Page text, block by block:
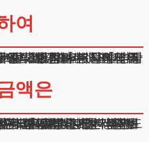
여
입니다. 대출이자미납 상황에서도 신청이 가능하며, 개인의 소득과 재산상태를 고려해 현실적인 상환계획을 수립합니다.
액은
정받아 실제 납부금액을 조정할 수 있다는 것입니다.
지되지 않으며, 법원 출석도 대리진행이 가능합니다.